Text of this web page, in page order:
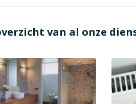
van al onze